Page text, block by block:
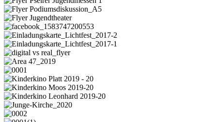
Säufer,
Schläge,
Vandale
Flyer
Pseirer
Jugendmessen
1
Flyer
Podiumsdiskussion_A5
Flyer
Jugendtheater
facebook_1583747200553
Einladungskarte_Lichtfest_2017-
2
Einladungskarte_Lichtfest_2017-
1
digital
vs
real_flyer
Area
47_2019
0001
Kinderkino
Platt
2019
-
Kinderkino
Moos
2019-
Kinderkino
Leonhard
Junge-